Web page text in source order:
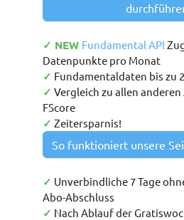
✓ NEW Fundamental API
Datenpunkte pro Monat
✓ Fundamentaldaten bis zu
✓ Vergleich zu allen
FScore
✓ Zeitersparnis!
So funktioniert unsere
✓ Unverbindliche 7 Tage
Abo-Abschluss
✓ Nach Ablauf der